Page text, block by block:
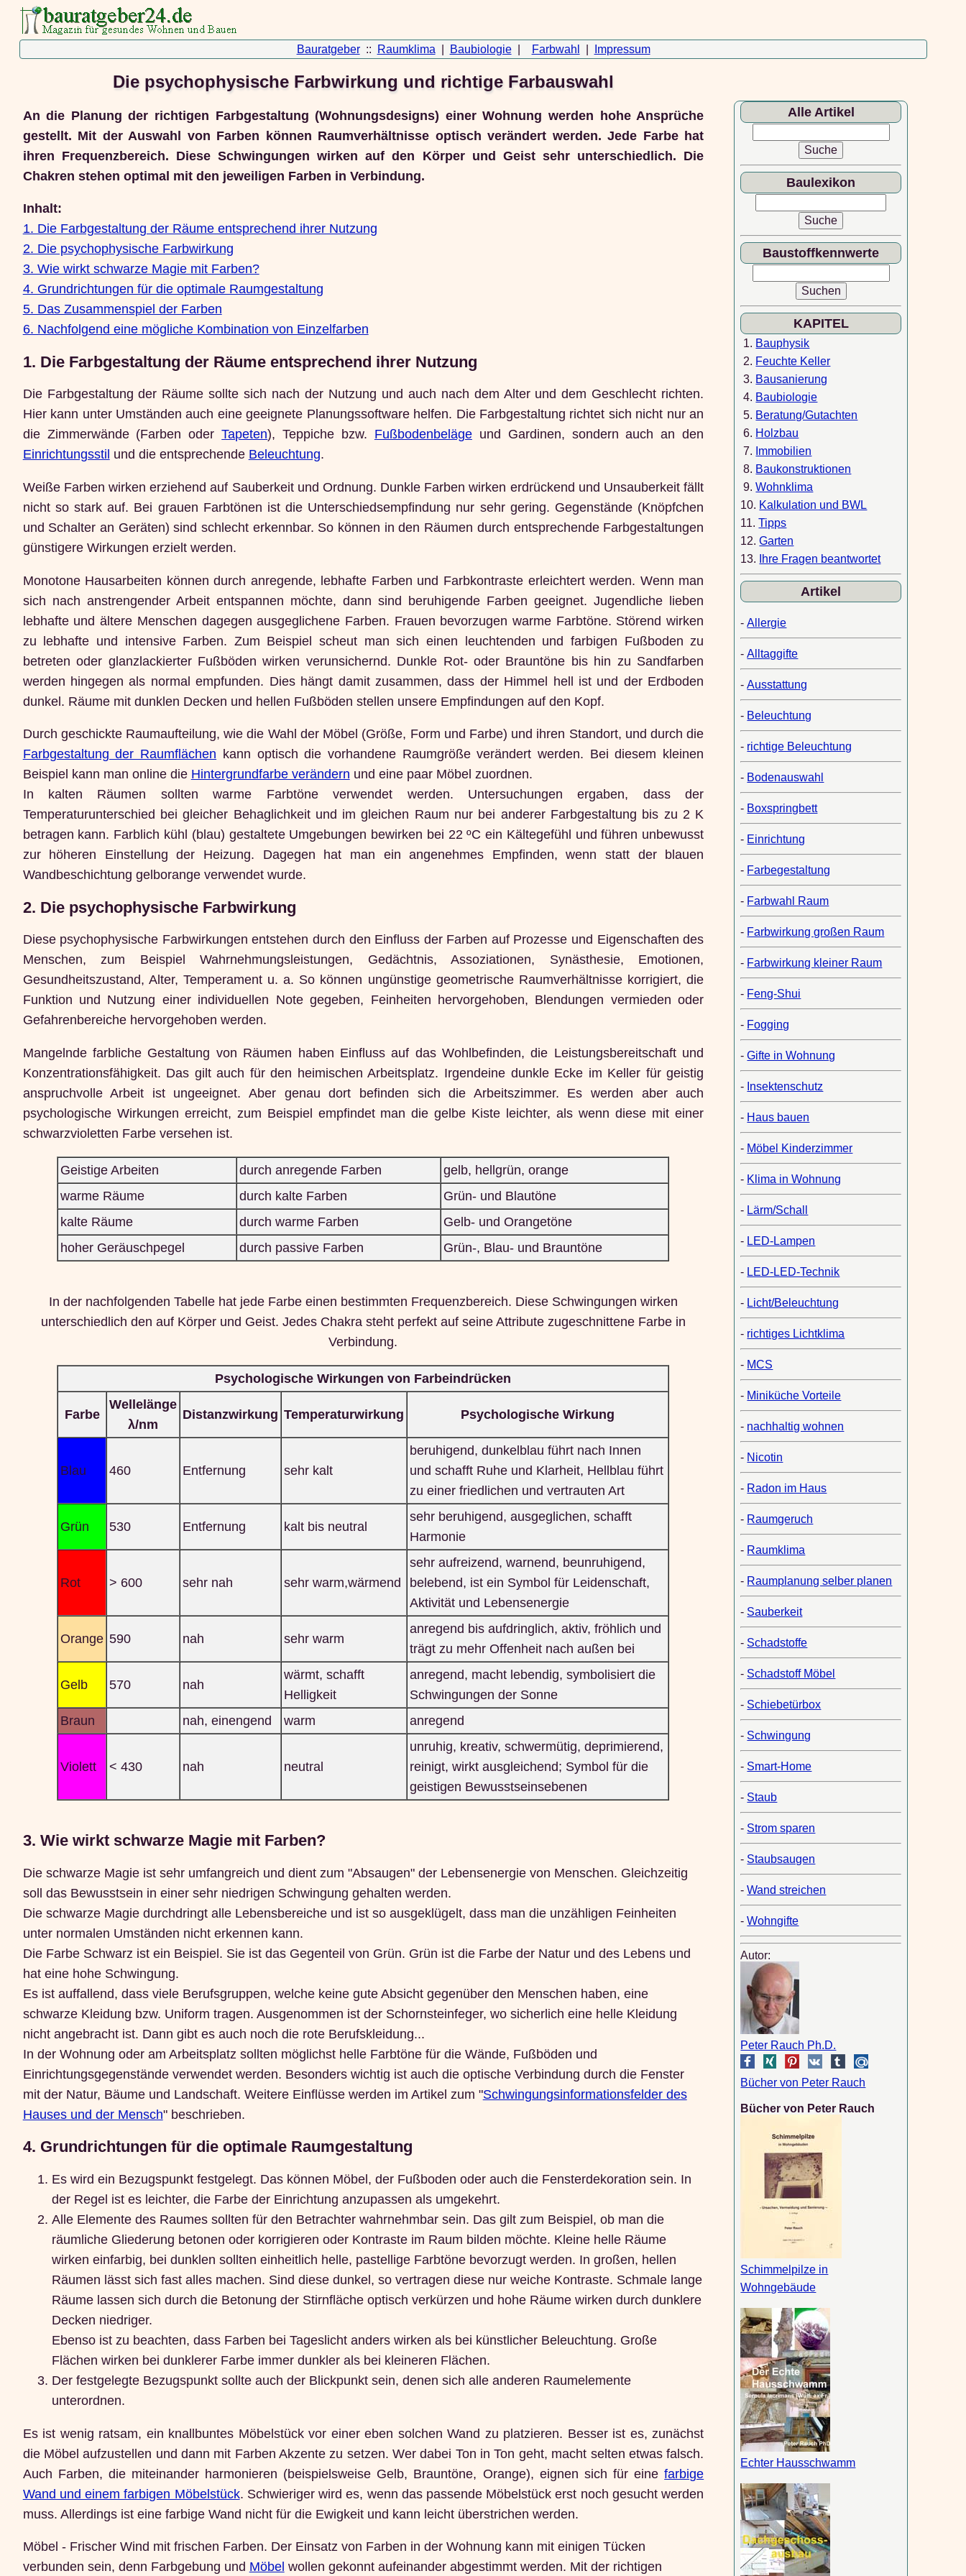
Bauratgeber:: Raumklima Baubiologie| Farbwahl Impressum
Die psychophysische Farbwirkung und richtige Farbauswahl
An die Planung der richtigen Farbgestaltung (Wohnungsdesigns) einer Wohnung werden hohe Ansprüche
gestellt. Mit der Auswahl von Farben können Raumverhältnisse optisch verändert werden. Jede Farbe hat
ihren Frequenzbereich. Diese Schwingungen wirken auf den Körper und Geist sehr unterschiedlich. Die
Chakren stehen optimal mit den jeweiligen Farben in Verbindung.
Inhalt:
1. Die Farbgestaltung der Räume entsprechend ihrer Nutzung
2. Die psychophysische Farbwirkung
3. Wie wirkt schwarze Magie mit Farben?
4. Grundrichtungen für die optimale Raumgestaltung
5. Das Zusammenspiel der Farben
6. Nachfolgend eine mögliche Kombination von Einzelfarben
1. Die Farbgestaltung der Räume entsprechend ihrer Nutzung
Die Farbgestaltung der Räume sollte sich nach der Nutzung und auch nach dem Alter und dem Geschlecht richten.
Hier kann unter Umständen auch eine geeignete Planungssoftware helfen. Die Farbgestaltung richtet sich nicht nur an
die Zimmerwände (Farben oderTapeten), Teppiche bzw. Fußbodenbelägeund Gardinen, sondern auch an den
Einrichtungsstil und die entsprechende Beleuchtung.
Weiße Farben wirken erziehend auf Sauberkeit und Ordnung. Dunkle Farben wirken erdrückend und Unsauberkeit fällt
nicht so stark auf. Bei grauen Farbtönen ist die Unterschiedsempfindung nur sehr gering. Gegenstände (Knöpfchen
und Schalter an Geräten) sind schlecht erkennbar. So können in den Räumen durch entsprechende Farbgestaltungen
günstigere Wirkungen erzielt werden.
Monotone Hausarbeiten können durch anregende, lebhafte Farben und Farbkontraste erleichtert werden. Wenn man
sich nach anstrengender Arbeit entspannen möchte, dann sind beruhigende Farben geeignet. Jugendliche lieben
lebhafte und ältere Menschen dagegen ausgeglichene Farben. Frauen bevorzugen warme Farbtöne. Störend wirken
zu lebhafte und intensive Farben. Zum Beispiel scheut man sich einen leuchtenden und farbigen Fußboden zu
betreten oder glanzlackierter Fußböden wirken verunsichernd. Dunkle Rot- oder Brauntöne bis hin zu Sandfarben
werden hingegen als normal empfunden. Dies hängt damit zusammen, dass der Himmel hell ist und der Erdboden
dunkel. Räume mit dunklen Decken und hellen Fußböden stellen unsere Empfindungen auf den Kopf.
Durch geschickte Raumaufteilung, wie die Wahl der Möbel (Größe, Form und Farbe) und ihren Standort, und durch die
Farbgestaltung der Raumflächen kann optisch die vorhandene Raumgröße verändert werden. Bei diesem kleinen
Beispiel kann man online die Hintergrundfarbe verändern und eine paar Möbel zuordnen.
In kalten Räumen sollten warme Farbtöne verwendet werden. Untersuchungen ergaben, dass der
Temperaturunterschied bei gleicher Behaglichkeit und im gleichen Raum nur bei anderer Farbgestaltung bis zu 2 K
betragen kann. Farblich kühl (blau) gestaltete Umgebungen bewirken bei 22 ºC ein Kältegefühl und führen unbewusst
zur höheren Einstellung der Heizung. Dagegen hat man ein angenehmes Empfinden, wenn statt der blauen
Wandbeschichtung gelborange verwendet wurde.
2. Die psychophysische Farbwirkung
Diese psychophysische Farbwirkungen entstehen durch den Einfluss der Farben auf Prozesse und Eigenschaften des
Menschen, zum Beispiel Wahrnehmungsleistungen, Gedächtnis, Assoziationen, Synästhesie, Emotionen,
Gesundheitszustand, Alter, Temperament u. a. So können ungünstige geometrische Raumverhältnisse korrigiert, die
Funktion und Nutzung einer individuellen Note gegeben, Feinheiten hervorgehoben, Blendungen vermieden oder
Gefahrenbereiche hervorgehoben werden.
Mangelnde farbliche Gestaltung von Räumen haben Einfluss auf das Wohlbefinden, die Leistungsbereitschaft und
Konzentrationsfähigkeit. Das gilt auch für den heimischen Arbeitsplatz. Irgendeine dunkle Ecke im Keller für geistig
anspruchvolle Arbeit ist ungeeignet. Aber genau dort befinden sich die Arbeitszimmer. Es werden aber auch
psychologische Wirkungen erreicht, zum Beispiel empfindet man die gelbe Kiste leichter, als wenn diese mit einer
schwarzvioletten Farbe versehen ist.
Geistige Arbeiten durch anregende Farben
gelb, hellgrün, orange
warme Räume
durch kalte Farben
Grün- und Blautöne
kalte Räume
durch warme Farben
Gelb- und Orangetöne
hoher Geräuschpegel
durch passive Farben Grün-, Blau- und Brauntöne
In der nachfolgenden Tabelle hat jede Farbe einen bestimmten Frequenzbereich. Diese Schwingungen wirken
unterschiedlich den auf Körper und Geist. Jedes Chakra steht perfekt auf seine Attribute zugeschnittene Farbe in
Verbindung.
Psychologische Wirkungen von Farbeindrücken
Farbe
Wellelänge
λ/nm
Distanzwirkung Temperaturwirkung Psychologische Wirkung
Blau 460 Entfernung sehr kalt
beruhigend, dunkelblau führt nach Innen
und schafft Ruhe und Klarheit, Hellblau führt
zu einer friedlichen und vertrauten Art
Grün 530 Entfernung kalt bis neutral
sehr beruhigend, ausgeglichen, schafft
Harmonie
Rot > 600 sehr nah sehr warm,wärmend
sehr aufreizend, warnend, beunruhigend,
belebend, ist ein Symbol für Leidenschaft,
Aktivität und Lebensenergie
Orange 590 nah sehr warm
anregend bis aufdringlich, aktiv, fröhlich und
trägt zu mehr Offenheit nach außen bei
Gelb 570 nah
wärmt, schafft
Helligkeit
anregend, macht lebendig, symbolisiert die
Schwingungen der Sonne
Braun
nah, einengend warm anregend
Violett < 430 nah neutral
unruhig, kreativ, schwermütig, deprimierend,
reinigt, wirkt ausgleichend; Symbol für die
geistigen Bewusstseinsebenen
3. Wie wirkt schwarze Magie mit Farben?
Die schwarze Magie ist sehr umfangreich und dient zum "Absaugen" der Lebensenergie von Menschen. Gleichzeitig
soll das Bewusstsein in einer sehr niedrigen Schwingung gehalten werden.
Die schwarze Magie durchdringt alle Lebensbereiche und ist so ausgeklügelt, dass man die unzähligen Feinheiten
unter normalen Umständen nicht erkennen kann.
Die Farbe Schwarz ist ein Beispiel. Sie ist das Gegenteil von Grün. Grün ist die Farbe der Natur und des Lebens und
hat eine hohe Schwingung.
Es ist auffallend, dass viele Berufsgruppen, welche keine gute Absicht gegenüber den Menschen haben, eine
schwarze Kleidung bzw. Uniform tragen. Ausgenommen ist der Schornsteinfeger, wo sicherlich eine helle Kleidung
nicht angebracht ist. Dann gibt es auch noch die rote Berufskleidung...
In der Wohnung oder am Arbeitsplatz sollten möglichst helle Farbtöne für die Wände, Fußböden und
Einrichtungsgegenstände verwendet werden. Besonders wichtig ist auch die optische Verbindung durch die Fenster
mit der Natur, Bäume und Landschaft. Weitere Einflüsse werden im Artikel zum "Schwingungsinformationsfelder des
Hauses und der Mensch" beschrieben.
4. Grundrichtungen für die optimale Raumgestaltung
Es wird ein Bezugspunkt festgelegt. Das können Möbel, der Fußboden oder auch die Fensterdekoration sein. In
der Regel ist es leichter, die Farbe der Einrichtung anzupassen als umgekehrt.
Alle Elemente des Raumes sollten für den Betrachter wahrnehmbar sein. Das gilt zum Beispiel, ob man die
räumliche Gliederung betonen oder korrigieren oder Kontraste im Raum bilden möchte. Kleine helle Räume
wirken einfarbig, bei dunklen sollten einheitlich helle, pastellige Farbtöne bevorzugt werden. In großen, hellen
Räumen lässt sich fast alles machen. Sind diese dunkel, so vertragen diese nur weiche Kontraste. Schmale lange
Räume lassen sich durch die Betonung der Stirnfläche optisch verkürzen und hohe Räume wirken durch dunklere
Decken niedriger.
Ebenso ist zu beachten, dass Farben bei Tageslicht anders wirken als bei künstlicher Beleuchtung. Große
Flächen wirken bei dunklerer Farbe immer dunkler als bei kleineren Flächen.
Der festgelegte Bezugspunkt sollte auch der Blickpunkt sein, denen sich alle anderen Raumelemente
unterordnen.
Es ist wenig ratsam, ein knallbuntes Möbelstück vor einer eben solchen Wand zu platzieren. Besser ist es, zunächst
die Möbel aufzustellen und dann mit Farben Akzente zu setzen. Wer dabei Ton in Ton geht, macht selten etwas falsch.
Auch Farben, die miteinander harmonieren (beispielsweise Gelb, Brauntöne, Orange), eignen sich für einefarbige
Wand und einem farbigen Möbelstück. Schwieriger wird es, wenn das passende Möbelstück erst noch gesucht werden
muss. Allerdings ist eine farbige Wand nicht für die Ewigkeit und kann leicht überstrichen werden.
Möbel - Frischer Wind mit frischen Farben. Der Einsatz von Farben in der Wohnung kann mit einigen Tücken
verbunden sein, denn Farbgebung und Möbel wollen gekonnt aufeinander abgestimmt werden. Mit der richtigen
Alle Artikel
Baulexikon
Baustoffkennwerte
KAPITEL
1. Bauphysik
2. Feuchte Keller
3. Bausanierung
4. Baubiologie
5. Beratung/Gutachten
6. Holzbau
7. Immobilien
8. Baukonstruktionen
9.Wohnklima
10. Kalkulation und BWL
11.Tipps
12.Garten
13.
Ihre Fragen beantwortet
Artikel
-Allergie
-Alltaggifte
-Ausstattung
- Beleuchtung
- richtige Beleuchtung
- Bodenauswahl
- Boxspringbett
- Einrichtung
- Farbegestaltung
- Farbwahl Raum
- Farbwirkung großen Raum
- Farbwirkung kleiner Raum
- Feng-Shui
- Fogging
-Gifte in Wohnung
- Insektenschutz
- Haus bauen
- Möbel Kinderzimmer
- Klima in Wohnung
- Lärm/Schall
- LED-Lampen
- LED-LED-Technik
- Licht/Beleuchtung
- richtiges Lichtklima
- MCS
- Miniküche Vorteile
- nachhaltig wohnen
- Nicotin
- Radon im Haus
- Raumgeruch
- Raumklima
- Raumplanung selber planen
- Sauberkeit
- Schadstoffe
- Schadstoff Möbel
- Schiebetürbox
- Schwingung
- Smart-Home
- Staub
- Strom sparen
- Staubsaugen
-Wand streichen
-Wohngifte
Autor:
Peter Rauch Ph.D.
Bücher von Peter Rauch
Bücher von Peter Rauch
Schimmelpilze in
Wohngebäude
Echter Hausschwamm